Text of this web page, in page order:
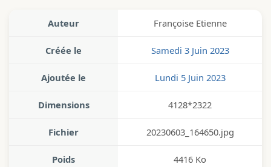
Auteur Françoise Etienne
Créée le Samedi 3 Juin 2023
Ajoutée le Lundi 5 Juin 2023
Dimensions 4128*2322
Fichier 20230603_164650.jpg
Poids 4416 Ko